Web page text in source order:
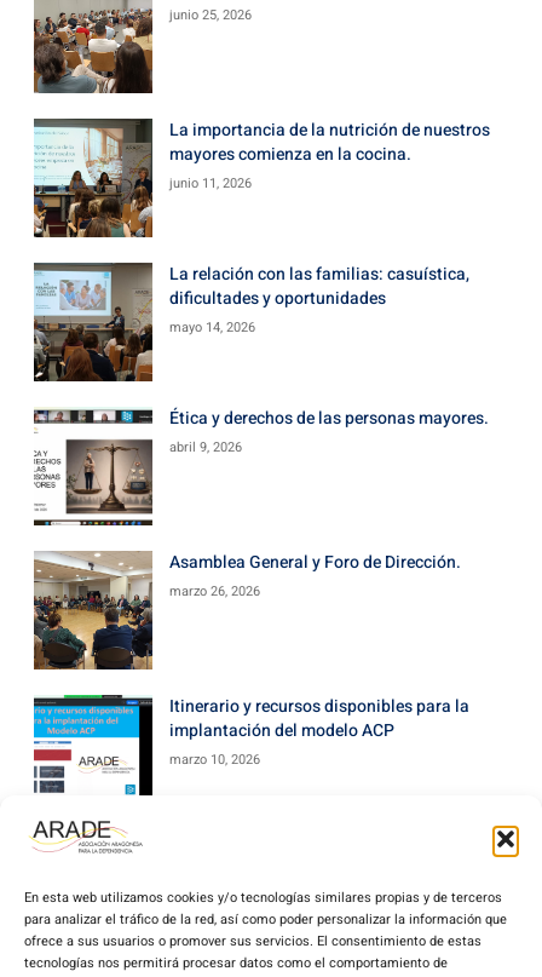
En esta web utilizamos cookies y/o tecnologías similares propias y de terceros
para analizar el tráfico de la red, así como poder personalizar la información que
ofrece a sus usuarios o promover sus servicios. El consentimiento de estas
tecnologías nos permitirá procesar datos como el comportamiento de
junio 25, 2026
La importancia de la nutrición de nuestros
mayores comienza en la cocina.
junio 11, 2026
La relación con las familias: casuística,
dificultades y oportunidades
mayo 14, 2026
Ética y derechos de las personas mayores.
abril 9, 2026
Asamblea General y Foro de Dirección.
marzo 26, 2026
Itinerario y recursos disponibles para la
implantación del modelo ACP
marzo 10, 2026